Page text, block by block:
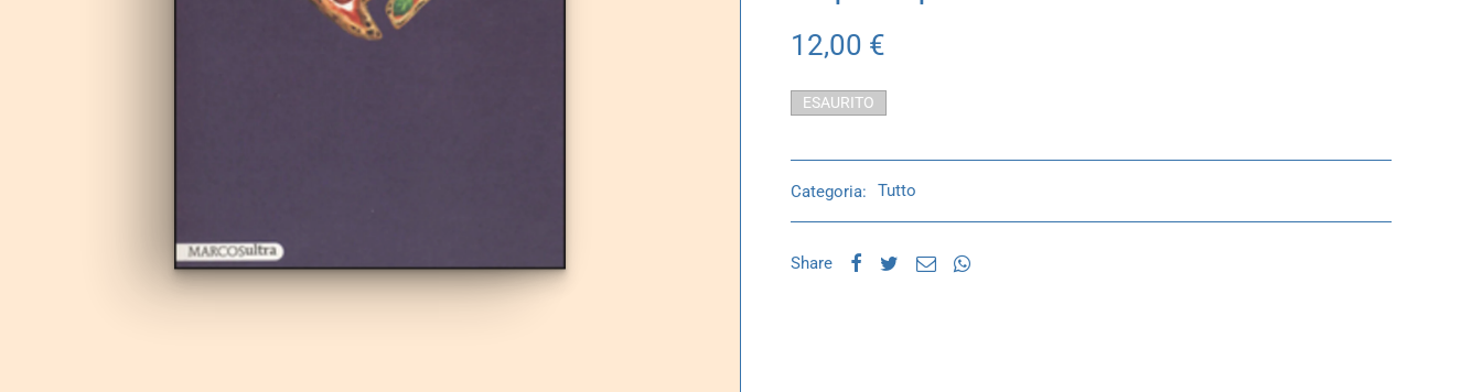
12,00 €
ESAURITO
Categoria: Tutto
Share